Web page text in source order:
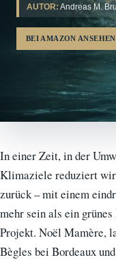
AUTOR: Andreas M.
BEI AMAZON ANSEHEN
In einer Zeit, in der
Klimaziele reduziert
zurück – mit einem
mehr sein als ein
Projekt. Noël Mamère,
Bègles bei Bordeaux